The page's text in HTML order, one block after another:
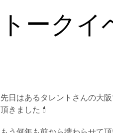
トークイ
先日はあるタレントさんの大
頂きました 💄